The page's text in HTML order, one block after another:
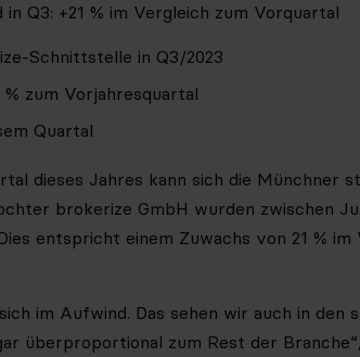
Q3: +21 % im Vergleich zum Vorquartal
Schnittstelle in Q3/2023
% zum Vorjahresquartal
Quartal
dieses Jahres kann sich die Münchner
brokerize GmbH wurden zwischen
entspricht einem Zuwachs von 21 %
im Aufwind. Das sehen wir auch in den
überproportional zum Rest der